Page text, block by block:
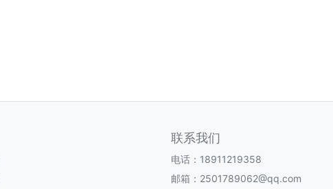
联系我们
电话：18911219358
邮箱：2501789062@qq.com